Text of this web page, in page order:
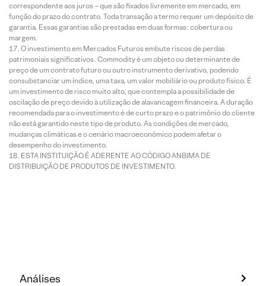
correspondente aos juros – que são fixados livremente em mercado, em
função do prazo do contrato. Toda transação a termo requer um depósito de
garantia. Essas garantias são prestadas em duas formas: cobertura ou
margem.
O investimento em Mercados Futuros embute riscos de perdas
patrimoniais significativos. Commodity é um objeto ou determinante de
preço de um contrato futuro ou outro instrumento derivativo, podendo
consubstanciar um índice, uma taxa, um valor mobiliário ou produto físico. É
um investimento de risco muito alto, que contempla a possibilidade de
oscilação de preço devido à utilização de alavancagem financeira. A duração
recomendada para o investimento é de curto prazo e o patrimônio do cliente
não está garantido neste tipo de produto. As condições de mercado,
mudanças climáticas e o cenário macroeconômico podem afetar o
desempenho do investimento.
ESTA INSTITUIÇÃO É ADERENTE AO CÓDIGO ANBIMA DE
DISTRIBUIÇÃO DE PRODUTOS DE INVESTIMENTO.
Análises